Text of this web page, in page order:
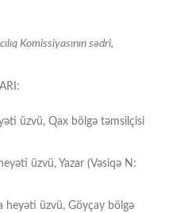
Komissiyasının sədri,
üzvü, Qax bölgə təmsilçisi
üzvü, Yazar (Vəsiqə N:
heyəti üzvü, Göyçay bölgə